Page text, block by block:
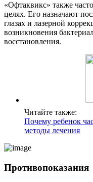
«Офтаквикс» также
целях. Его назначают
глазах и лазерной
возникновения
восстановления.
Читайте также:
Почему ребенок
методы лечения
Противопоказания